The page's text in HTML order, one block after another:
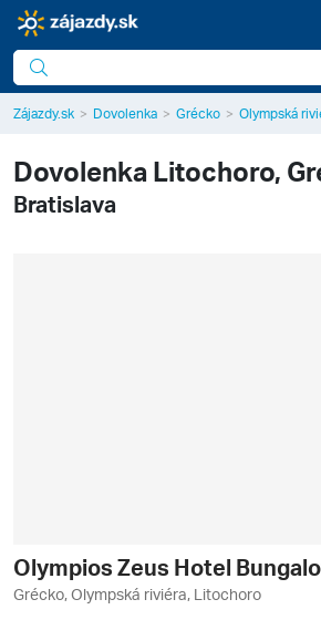
Zájazdy.sk Dovolenka Grécko Olympská
Dovolenka Litochoro,
Bratislava
Olympios Zeus Hotel
Grécko, Olympská riviéra, Litochoro